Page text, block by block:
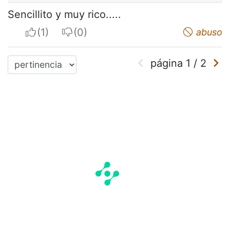
Sencillito y muy rico.....
I apreciateI do not appreciate abuso
página 1 / 2